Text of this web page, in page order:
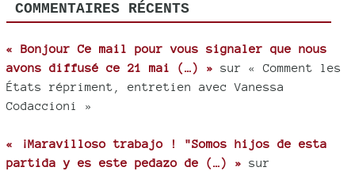
COMMENTAIRES RÉCENTS
« Bonjour Ce mail pour vous signaler que nous
avons diffusé ce 21 mai (…) » sur « Comment les
États répriment, entretien avec Vanessa
Codaccioni »
« ¡Maravilloso trabajo ! "Somos hijos de esta
partida y es este pedazo de (…) » sur